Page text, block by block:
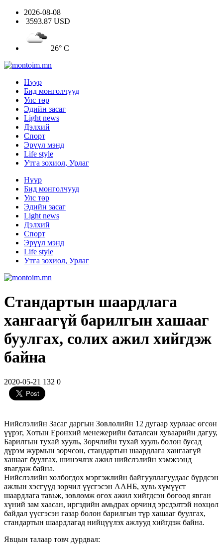
2026-08-08
3593.87 USD
26° C
Нүүр
Бид монголчууд
Улс төр
Эдийн засаг
Light news
Дэлхий
Спорт
Эрүүл мэнд
Life style
Утга зохиол, Урлаг
Нүүр
Бид монголчууд
Улс төр
Эдийн засаг
Light news
Дэлхий
Спорт
Эрүүл мэнд
Life style
Утга зохиол, Урлаг
Стандартын шаардлага
хангаагүй барилгын хашааг
буулгах, солих ажил хийгдэж
байна
2020-05-21 132 0
Нийслэлийн Засаг даргын Зөвлөлийн 12 дугаар хурлаас өгсөн
үүрэг, Хотын Ерөнхий менежерийн баталсан хуваарийн дагуу,
Барилгын тухай хууль, Зөрчлийн тухай хууль болон бусад
дүрэм журмын зөрчсөн, стандартын шаардлага хангаагүй
хашааг буулгах, шинэчлэх ажил нийслэлийн хэмжээнд
явагдаж байна.
Нийслэлийн холбогдох мэргэжлийн байгууллагуудаас бүрдсэн
ажлын хэсгүүд зөрчил үүсгэсэн ААНБ, хувь хүмүүст
шаардлага тавьж, зөвлөмж өгөх ажил хийгдсэн бөгөөд явган
хүний зам хаасан, иргэдийн амьдрах орчинд эрсдэлтэй нөхцөл
байдал үүсгэсэн газар болон барилгын түр хашааг буулгах,
стандартын шаардлагад нийцүүлэх ажлууд хийгдэж байна.
Явцын талаар товч дурдвал: